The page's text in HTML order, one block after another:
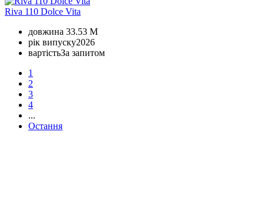
Riva 110 Dolce Vita
довжина 33.53 M
рік випуску2026
вартістьЗа запитом
1
2
3
4
...
Остання